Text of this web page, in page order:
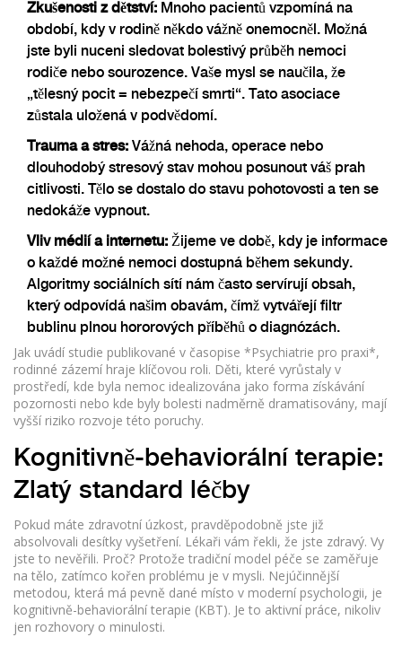
Zkušenosti z dětství: Mnoho pacientů vzpomíná na
období, kdy v rodině někdo vážně onemocněl. Možná
jste byli nuceni sledovat bolestivý průběh nemoci
rodiče nebo sourozence. Vaše mysl se naučila, že
„tělesný pocit = nebezpečí smrti“. Tato asociace
zůstala uložená v podvědomí.
Trauma a stres: Vážná nehoda, operace nebo
dlouhodobý stresový stav mohou posunout váš prah
citlivosti. Tělo se dostalo do stavu pohotovosti a ten se
nedokáže vypnout.
Vliv médií a internetu: Žijeme ve době, kdy je informace
o každé možné nemoci dostupná během sekundy.
Algoritmy sociálních sítí nám často servírují obsah,
který odpovídá našim obavám, čímž vytvářejí filtr
bublinu plnou hororových příběhů o diagnózách.
Jak uvádí studie publikované v časopise *Psychiatrie pro praxi*,
rodinné zázemí hraje klíčovou roli. Děti, které vyrůstaly v
prostředí, kde byla nemoc idealizována jako forma získávání
pozornosti nebo kde byly bolesti nadměrně dramatisovány, mají
vyšší riziko rozvoje této poruchy.
Kognitivně-behaviorální terapie:
Zlatý standard léčby
Pokud máte zdravotní úzkost, pravděpodobně jste již
absolvovali desítky vyšetření. Lékaři vám řekli, že jste zdravý. Vy
jste to nevěřili. Proč? Protože tradiční model péče se zaměřuje
na tělo, zatímco kořen problému je v mysli. Nejúčinnější
metodou, která má pevně dané místo v moderní psychologii, je
kognitivně-behaviorální terapie (KBT). Je to aktivní práce, nikoliv
jen rozhovory o minulosti.